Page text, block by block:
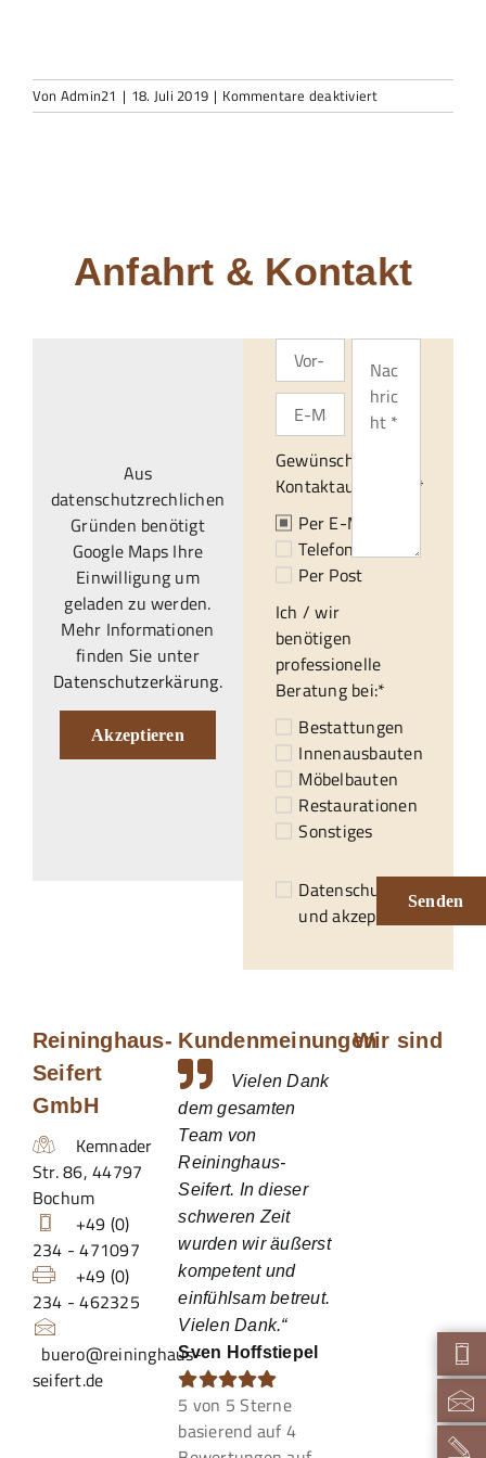
Von Admin21 | 18. Juli 2019 | Kommentare deaktiviertfür
testament
Anfahrt & Kontakt
Aus
datenschutzrechlichen
Gründen benötigt
Google Maps Ihre
Einwilligung um
geladen zu werden.
Mehr Informationen
finden Sie unter
Datenschutzerkärung.
Akzeptieren
Gewünschte
Kontaktaufnahme:*
Per E-Mail
Telefonisch
Per Post
Ich / wir
benötigen
professionelle
Beratung bei:*
Bestattungen
Innenausbauten
Möbelbauten
Restaurationen
Sonstiges
Datenschutzerklärung
und akzeptiert.*
Senden
Reininghaus-
Seifert
GmbH
Kemnader
Str. 86,44797
Bochum
+49 (0)
234 - 471097
+49 (0)
234 - 462325
buero@reininghaus-
seifert.de
Kundenmeinungen
Vielen Dank
dem gesamten
Team von
Reininghaus-
Seifert. In dieser
schweren Zeit
wurden wir äußerst
kompetent und
einfühlsam betreut.
Vielen Dank.“
Sven Hoffstiepel
5 von 5 Sterne
basierend auf 4
Wir sind